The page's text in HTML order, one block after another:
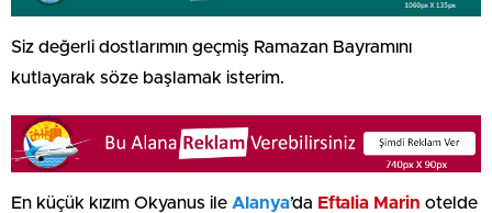
Siz değerli dostlarımın geçmiş Ramazan Bayramını
kutlayarak söze başlamak isterim.
En küçük kızım Okyanus ile Alanya’da Eftalia Marin otelde